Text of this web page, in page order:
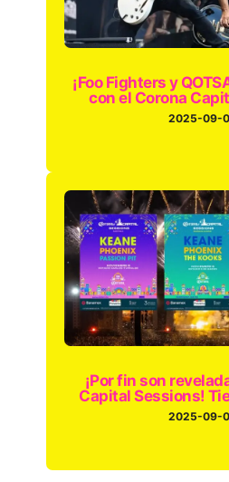
¡Foo Fighters y
con el Corona
2025-09-
¡Por fin son
Capital Sessions!
2025-09-